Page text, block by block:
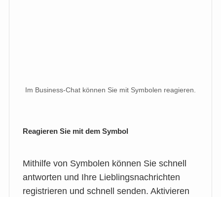
Im Business-Chat können Sie mit Symbolen reagieren.
Reagieren Sie mit dem Symbol
Mithilfe von Symbolen können Sie schnell
antworten und Ihre Lieblingsnachrichten
registrieren und schnell senden. Aktivieren